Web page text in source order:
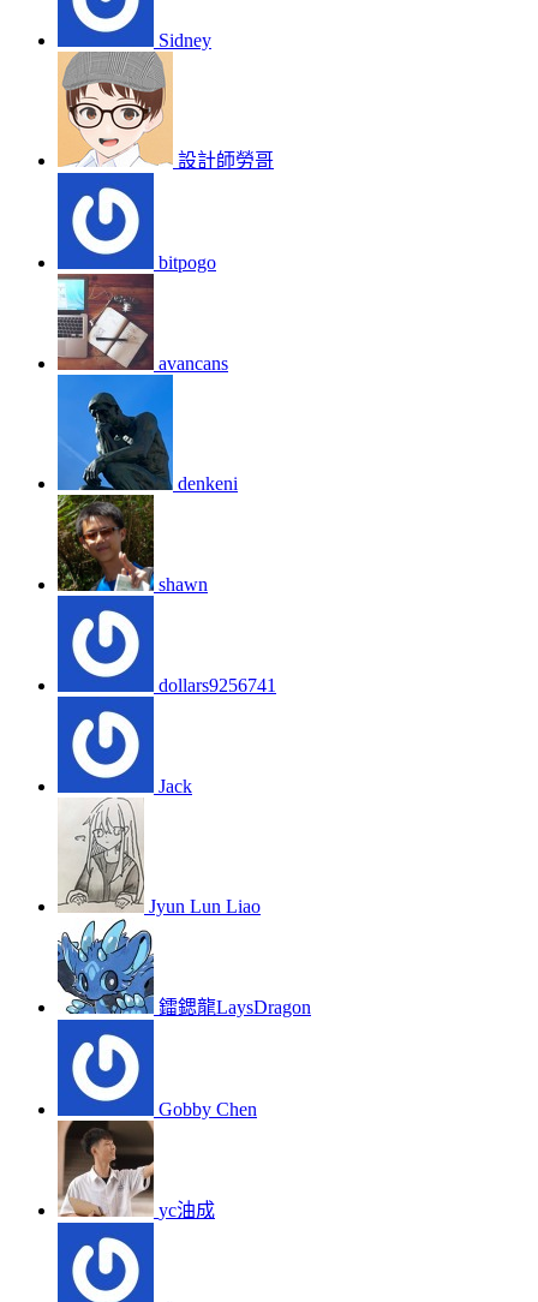
Sidney
設計師勞哥
bitpogo
avancans
denkeni
shawn
dollars9256741
Jack
Jyun Lun Liao
鐳鍶龍LaysDragon
Gobby Chen
yc油成